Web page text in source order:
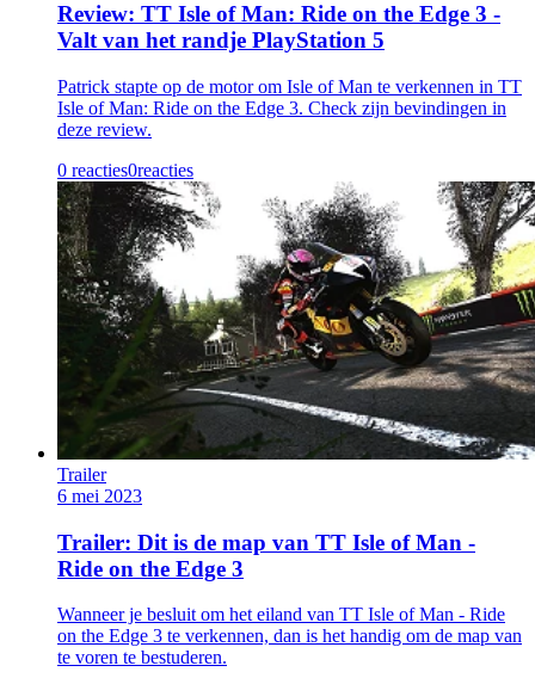
Review: TT Isle of Man: Ride on the Edge 3 -
Valt van het randje PlayStation 5
Patrick stapte op de motor om Isle of Man te verkennen in TT
Isle of Man: Ride on the Edge 3. Check zijn bevindingen in
deze review.
0 reacties0reacties
Trailer
6 mei 2023
Trailer: Dit is de map van TT Isle of Man -
Ride on the Edge 3
Wanneer je besluit om het eiland van TT Isle of Man - Ride
on the Edge 3 te verkennen, dan is het handig om de map van
te voren te bestuderen.